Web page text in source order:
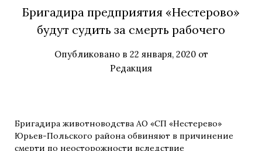
Бригадира предприятия «Нестерово»
будут судить за смерть рабочего
Опубликовано в 22 января, 2020от
Редакция
Бригадира животноводства АО «СП «Нестерево»
Юрьев-Польского района обвиняют в причинение
смерти по неосторожности вследствие